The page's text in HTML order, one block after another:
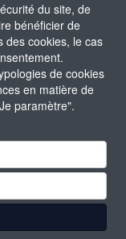
du site, de
bénéficier de
des cookies, le cas
de cookies
en matière de
paramètre".